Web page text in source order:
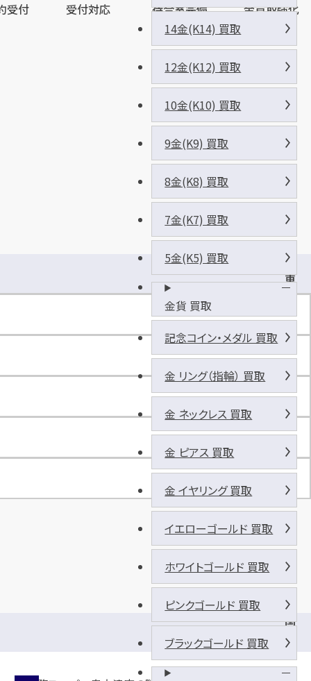
受付 受付対応 待合室完備 金買取強化
駐
車
完
備
国
道
6
14金(K14) 買取
12金(K12) 買取
10金(K10) 買取
9金(K9) 買取
8金(K8) 買取
7金(K7) 買取
5金(K5) 買取
金貨 買取
記念コイン・メダル 買取
金 リング（指輪） 買取
金 ネックレス 買取
金 ピアス 買取
金 イヤリング 買取
イエローゴールド 買取
ホワイトゴールド 買取
ピンクゴールド 買取
ブラックゴールド 買取